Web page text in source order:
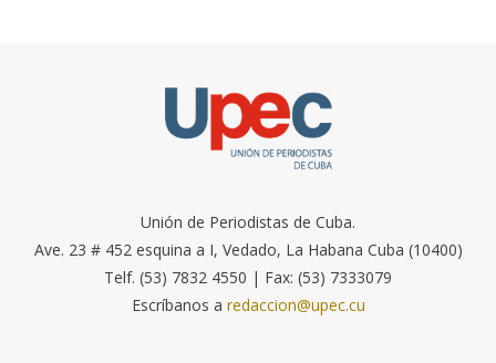
Unión de Periodistas de Cuba.
Ave. 23 # 452 esquina a I, Vedado, La Habana Cuba (10400)
Telf. (53) 7832 4550 | Fax: (53) 7333079
Escríbanos a redaccion@upec.cu